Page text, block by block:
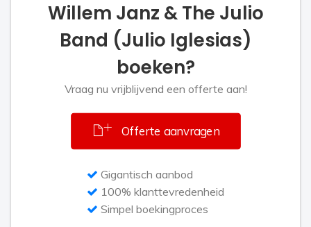
groep fans op. Met The Julio Band brengt hij nu de
bekendste nummers van Iglesias in een volledig live-
“Het is bijzonder om dit op zo’n groot podium te
mogen doen,” zegt Janz. “Julio Iglesias is voor veel
mensen een bron van herinneringen en emotie. Met
deze band willen we die muziek op een respectvolle
manier laten horen aan een nieuw publiek.”
The Tribute: Battle of the Bands is een competitie
Willem Janz & The Julio
Band (Julio Iglesias)
boeken?
Vraag nu vrijblijvend een offerte aan!
Offerte aanvragen
Gigantisch aanbod
100% klanttevredenheid
Simpel boekingproces